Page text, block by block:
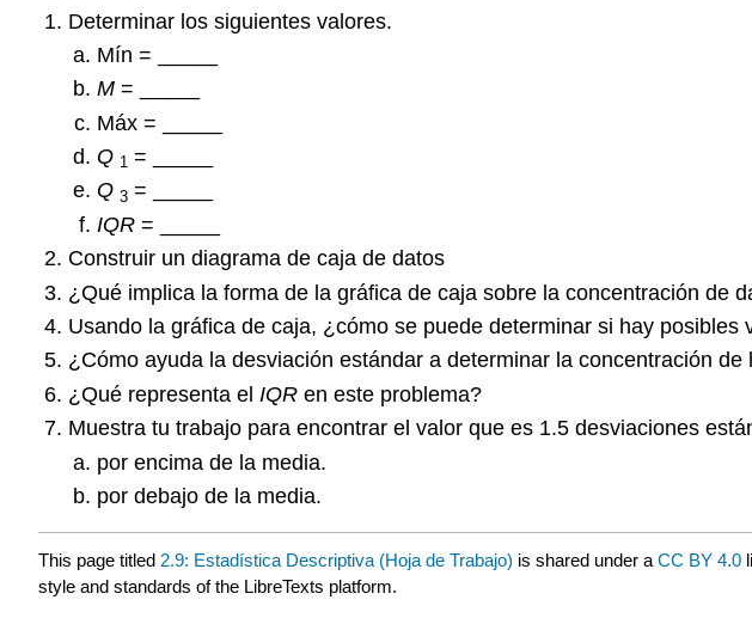
Determinar los siguientes valores.
Mín = _____
M = _____
Máx = _____
Q 1 = _____
Q 3 = _____
IQR = _____
Construir un diagrama de caja de datos
¿Qué implica la forma de la gráfica de caja sobre la concentración de
Usando la gráfica de caja, ¿cómo se puede determinar si hay posibles
¿Cómo ayuda la desviación estándar a determinar la concentración
¿Qué representa el IQRen este problema?
Muestra tu trabajo para encontrar el valor que es 1.5 desviaciones
por encima de la media.
por debajo de la media.
This page titled 2.9: Estadística Descriptiva (Hoja de Trabajo) is shared under a CC BY 4.0
style and standards of the LibreTexts platform.